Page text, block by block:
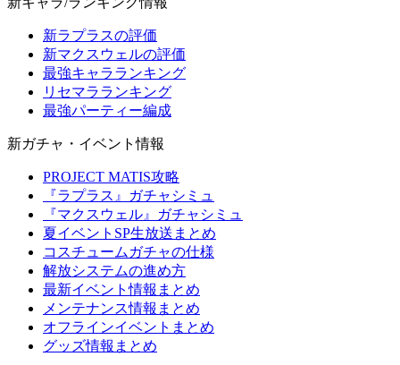
新ラプラスの評価
新マクスウェルの評価
最強キャラランキング
リセマラランキング
最強パーティー編成
新ガチャ・イベント情報
PROJECT MATIS攻略
『ラプラス』ガチャシミュ
『マクスウェル』ガチャシミュ
夏イベントSP生放送まとめ
コスチュームガチャの仕様
解放システムの進め方
最新イベント情報まとめ
メンテナンス情報まとめ
オフラインイベントまとめ
グッズ情報まとめ